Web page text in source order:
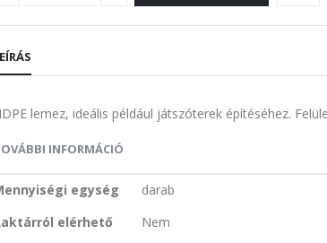
lemez, ideális például játszóterek építéséhez.
INFORMÁCIÓ
egység
darab
elérhető
Nem